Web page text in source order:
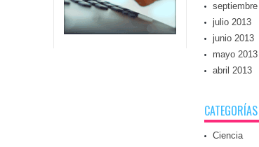
julio 2013
junio 2013
mayo 2013
abril 2013
CATEGORÍAS
Ciencia